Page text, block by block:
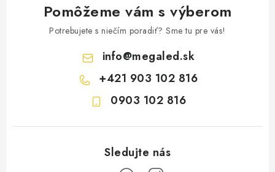
Pomôžeme vám s výberom
Potrebujete s niečím poradiť? Sme tu pre vás!
info@megaled.sk
+421 903 102 816
0903 102 816